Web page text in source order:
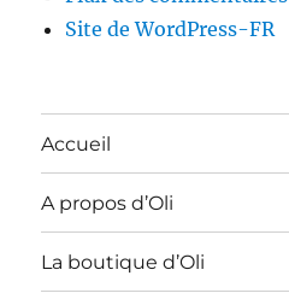
Site de WordPress-FR
Accueil
A propos d’Oli
La boutique d’Oli